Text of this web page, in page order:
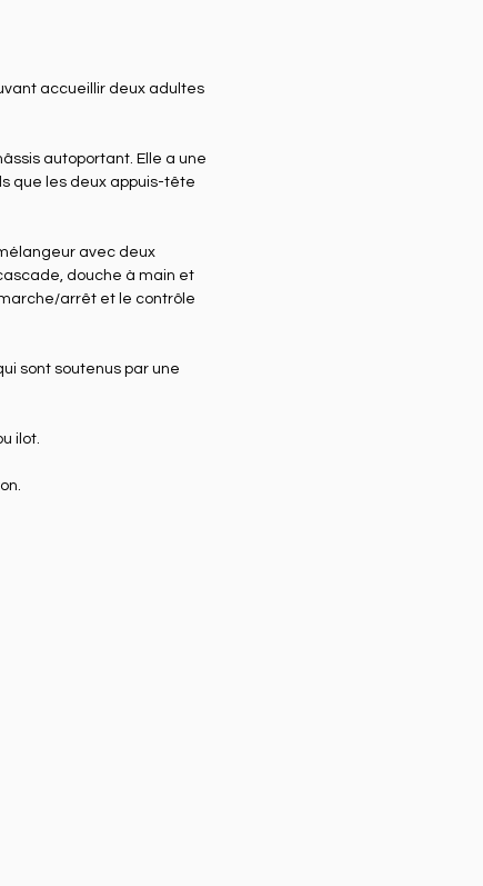
accueillir deux adultes
autoportant. Elle a une
que les deux appuis-tête
avec deux
douche à main et
arrêt et le contrôle
sont soutenus par une
ilot.